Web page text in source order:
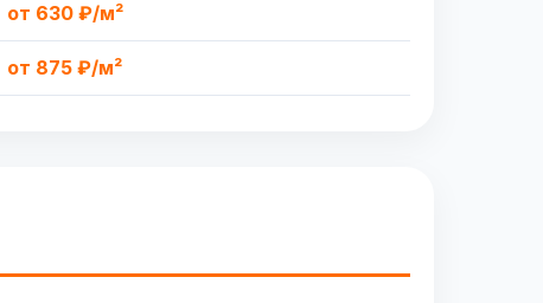
от 630 ₽/м²
от 875 ₽/м²